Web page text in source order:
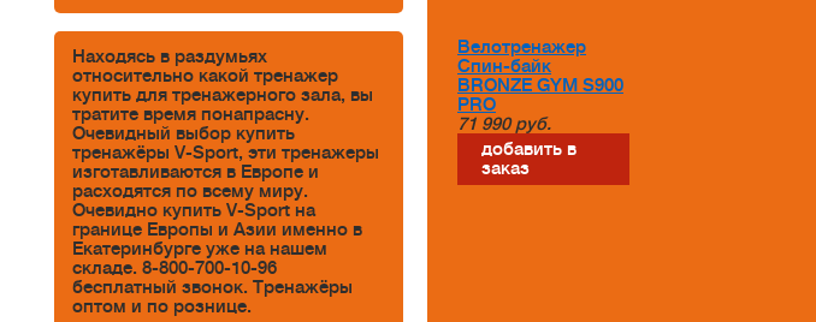
Находясь в раздумьях
относительно какой тренажер
купить для тренажерного зала, вы
тратите время понапрасну.
Очевидный выбор купить
тренажёры V-Sport, эти тренажеры
изготавливаются в Европе и
расходятся по всему миру.
Очевидно купить V-Sport на
границе Европы и Азии именно в
Екатеринбурге уже на нашем
складе. 8-800-700-10-96
бесплатный звонок. Тренажёры
оптом и по рознице.
Велотренажер
Спин-байк
BRONZE GYM S900
PRO
71 990 руб.
добавить в
заказ